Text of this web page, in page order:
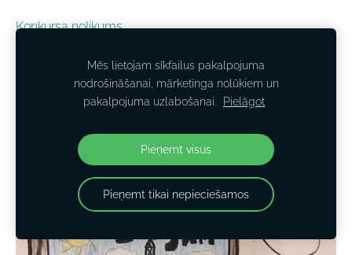
Konkursa nolikums
4. - 6.klase
Visas galerijas
Mēs lietojam sīkfailus pakalpojuma
nodrošināšanai, mārketinga nolūkiem un
pakalpojuma uzlabošanai.
Pielāgot
Pieņemt visus
Pieņemt tikai nepieciešamos